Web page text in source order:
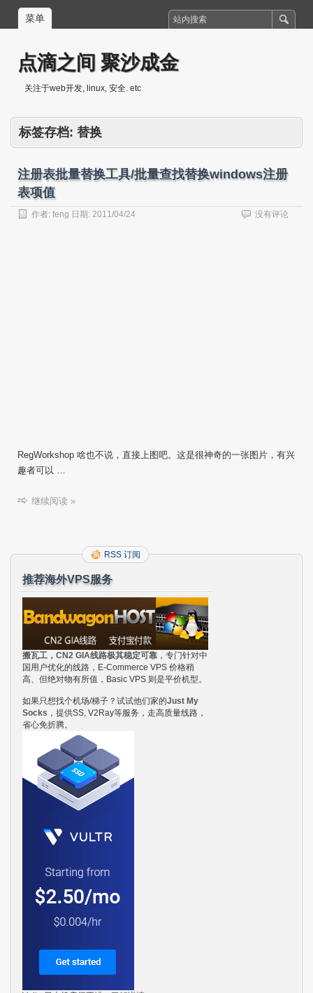
菜单
点滴之间 聚沙成金
关注于web开发, linux, 安全. etc
标签存档: 替换
注册表批量替换工具/批量查找替换windows注册
表项值
作者: feng 日期: 2011/04/24 没有评论
RegWorkshop 啥也不说，直接上图吧。这是很神奇的一张图片，有兴
趣者可以 …
继续阅读 »
RSS 订阅
推荐海外VPS服务
搬瓦工，CN2 GIA线路极其稳定可靠 ，专门针对中
国用户优化的线路，E-Commerce VPS 价格稍
高、但绝对物有所值，Basic VPS 则是平价机型。
如果只想找个机场/梯子？试试他们家的Just My
Socks ，提供SS, V2Ray等服务，走高质量线路，
省心免折腾。